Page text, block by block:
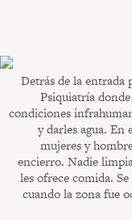
Detrás de la entrada
Psiquiatría
condiciones
y darles agua.
mujeres y
encierro. Nadie
les ofrece comida.
cuando la zona fue